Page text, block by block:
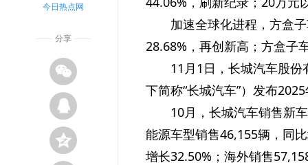
今日热点网
分享
加速全球化进程，方盒
28.68%，再创新高；方盒子
11月1日，长城汽车股份
下简称“长城汽车”）发布
10月，长城汽车销售新
能源车型销售46,155辆，同
增长32.50%；海外销售